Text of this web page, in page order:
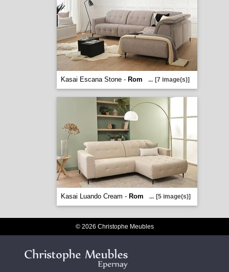
Kasai Escana Stone - Rom ... [7 image(s)]
Kasai Luando Cream - Rom ... [5 image(s)]
© 2026 Christophe Meubles